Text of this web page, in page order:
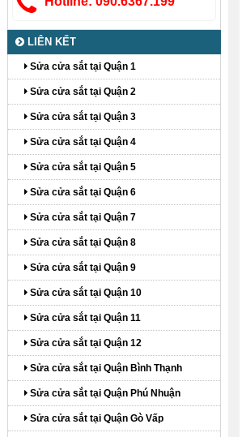
LIÊN KẾT
Sửa cửa sắt tại Quận 1
Sửa cửa sắt tại Quận 2
Sửa cửa sắt tại Quận 3
Sửa cửa sắt tại Quận 4
Sửa cửa sắt tại Quận 5
Sửa cửa sắt tại Quận 6
Sửa cửa sắt tại Quận 7
Sửa cửa sắt tại Quận 8
Sửa cửa sắt tại Quận 9
Sửa cửa sắt tại Quận 10
Sửa cửa sắt tại Quận 11
Sửa cửa sắt tại Quận 12
Sửa cửa sắt tại Quận Bình Thạnh
Sửa cửa sắt tại Quận Phú Nhuận
Sửa cửa sắt tại Quận Gò Vấp